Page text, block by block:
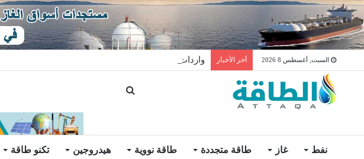
السبت, أغسطس 8 2026 أخر الأخبار واردات المغرب من الغاز ترتفع 15% في شهر يوليو
نفط غاز طاقة متجددة طاقة نووية هيدروجين تكنو طاقة